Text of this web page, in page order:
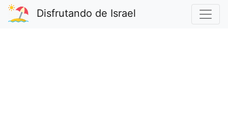
Disfrutando de Israel